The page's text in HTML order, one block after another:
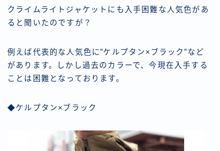
クライムライトジャケットにも入手困難な人気色があ
ると聞いたのですが？
例えば代表的な人気色に”ケルプタン×ブラック”など
があります。しかし過去のカラーで、今現在入手する
ことは困難となっております。
◆ケルプタン×ブラック